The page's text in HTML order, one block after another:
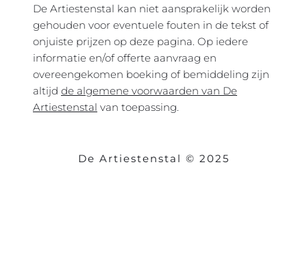
De Artiestenstal kan niet aansprakelijk worden
gehouden voor eventuele fouten in de tekst of
onjuiste prijzen op deze pagina. Op iedere
informatie en/of offerte aanvraag en
overeengekomen boeking of bemiddeling zijn
altijd de algemene voorwaarden van De
Artiestenstal van toepassing.
De Artiestenstal © 2025